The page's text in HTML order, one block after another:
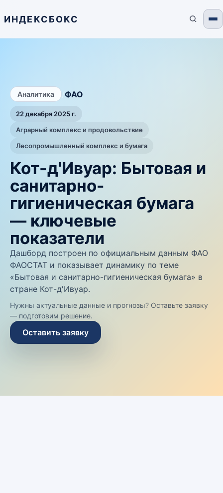
ИНДЕКСБОКС
Аналитика ФАО
22 декабря 2025 г.
Аграрный комплекс и продовольствие
Лесопромышленный комплекс и бумага
Кот-д'Ивуар: Бытовая и
санитарно-
гигиеническая бумага
— ключевые
показатели
Дашборд построен по официальным данным ФАО
ФАОСТАТ и показывает динамику по теме
«Бытовая и санитарно-гигиеническая бумага» в
стране Кот-д'Ивуар.
Нужны актуальные данные и прогнозы? Оставьте заявку
— подготовим решение.
Оставить заявку